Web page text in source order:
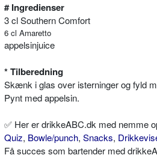
# Ingredienser
3 cl Southern Comfort
6 cl Amaretto
appelsinjuice
* Tilberedning
Skænk i glas over isterninger og fyld
Pynt med appelsin.
✅ Her er drikkeABC.dk med nemme
Quiz, Bowle/punch, Snacks,
Få succes som bartender med